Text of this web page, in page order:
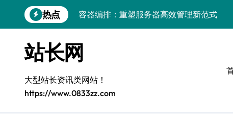
到
热点
容器编排：重塑服务器高效管理新范式
跨界融合驱动站长技术架构创新
科技赋能精细化运营，释放媒体生态新价值
基于容器编排的高可用服务器分类系统构建
平台创业：技术驱动生态闭环构建
站长网
大型站长资讯类网站！
https://www.0833zz.com